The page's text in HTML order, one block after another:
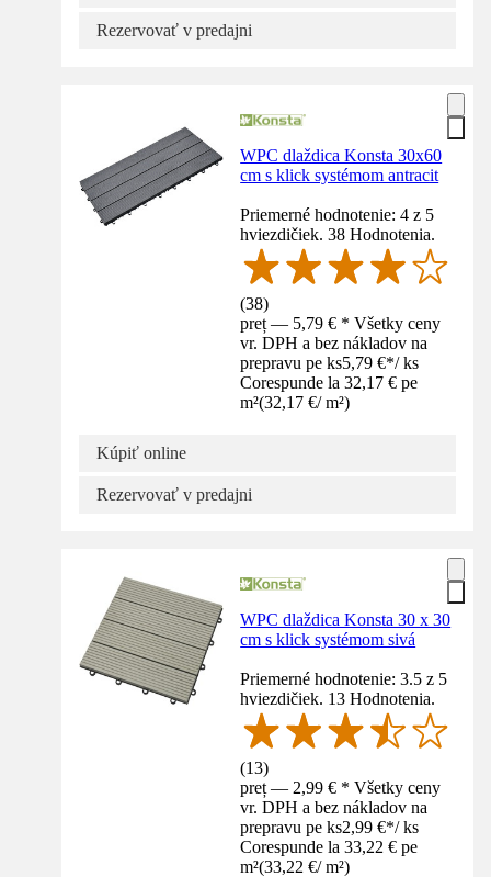
Rezervovať v predajni
WPC dlaždica Konsta 30x60
cm s klick systémom antracit
Priemerné hodnotenie: 4 z 5
hviezdičiek. 38 Hodnotenia.
(38)
preț — 5,79 € * Všetky ceny
vr. DPH a bez nákladov na
prepravu pe ks5,79 €*/ ks
Corespunde la 32,17 € pe
m²(32,17 €/ m²)
Kúpiť online
Rezervovať v predajni
WPC dlaždica Konsta 30 x 30
cm s klick systémom sivá
Priemerné hodnotenie: 3.5 z 5
hviezdičiek. 13 Hodnotenia.
(13)
preț — 2,99 € * Všetky ceny
vr. DPH a bez nákladov na
prepravu pe ks2,99 €*/ ks
Corespunde la 33,22 € pe
m²(33,22 €/ m²)